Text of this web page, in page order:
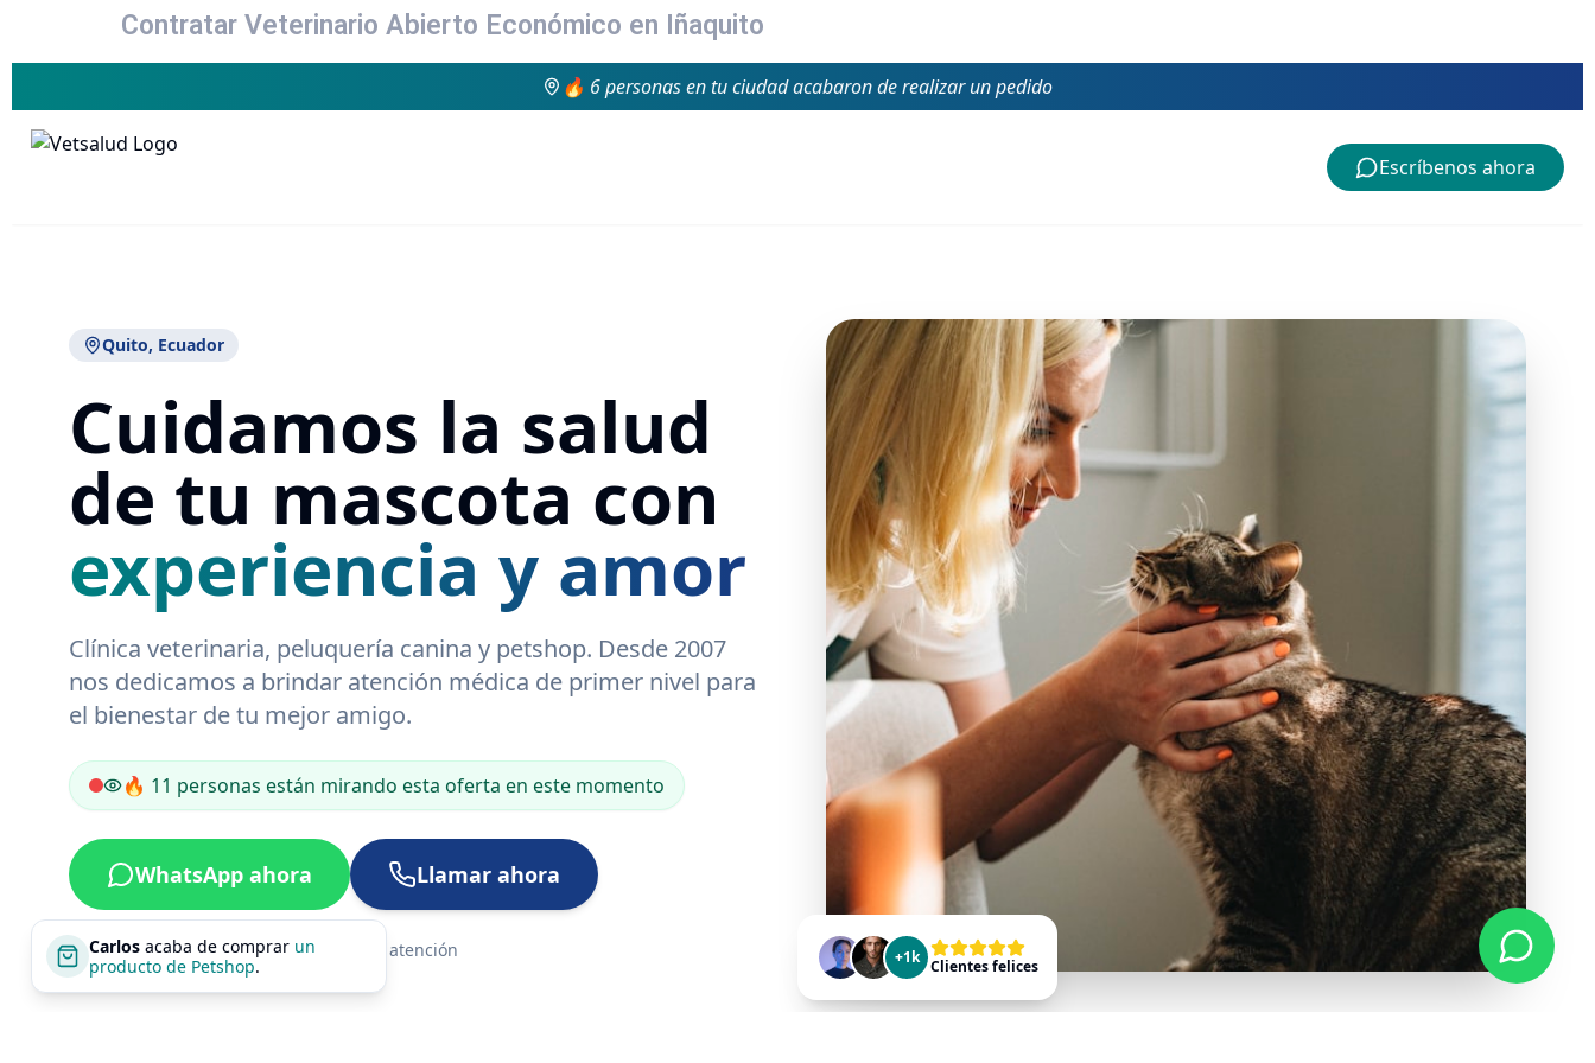
Contratar Veterinario Abierto Económico en Iñaquito